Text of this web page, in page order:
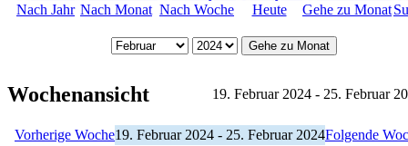
Nach Jahr Nach Monat Nach Woche Heute Gehe zu Monat
Gehe zu Monat
Wochenansicht 19. Februar 2024 - 25. Februar
Vorherige Woche19. Februar 2024 - 25. Februar 2024Folgende